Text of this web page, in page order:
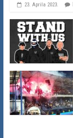
23. Aprila 2023.